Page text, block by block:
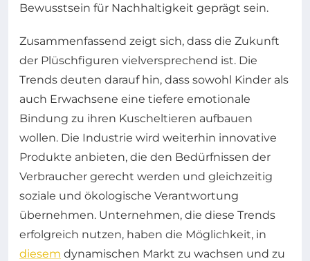
Bewusstsein für Nachhaltigkeit geprägt sein.
Zusammenfassend zeigt sich, dass die Zukunft
der Plüschfiguren vielversprechend ist. Die
Trends deuten darauf hin, dass sowohl Kinder als
auch Erwachsene eine tiefere emotionale
Bindung zu ihren Kuscheltieren aufbauen
wollen. Die Industrie wird weiterhin innovative
Produkte anbieten, die den Bedürfnissen der
Verbraucher gerecht werden und gleichzeitig
soziale und ökologische Verantwortung
übernehmen. Unternehmen, die diese Trends
erfolgreich nutzen, haben die Möglichkeit, in
diesem dynamischen Markt zu wachsen und zu